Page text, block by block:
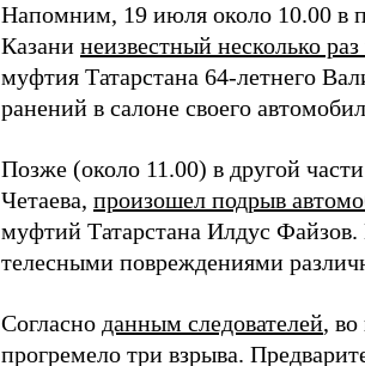
Напомним, 19 июля около 10.00 в
Казани неизвестный несколько
муфтия Татарстана 64-летнего
ранений в салоне своего
Позже (около 11.00) в другой
Четаева, произошел подрыв
муфтий Татарстана Илдус
телесными повреждениями
Согласно данным следователей,
прогремело три взрыва.